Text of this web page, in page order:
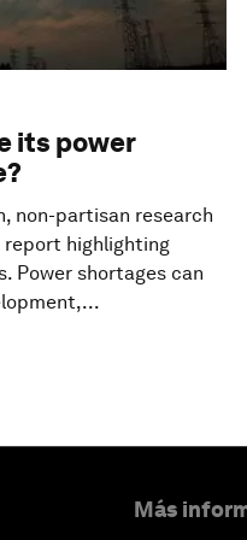
its power
non-partisan research
report highlighting
Power shortages can
Más